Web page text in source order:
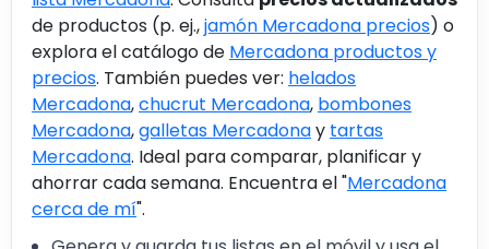
de productos (p. ej.,jamón Mercadona precios) o
explora el catálogo de Mercadona productos y
precios. También puedes ver: helados
Mercadona,chucrut Mercadona, bombones
Mercadona,galletas Mercadonay tartas
Mercadona. Ideal para comparar, planificar y
ahorrar cada semana. Encuentra el "Mercadona
cerca de mí".